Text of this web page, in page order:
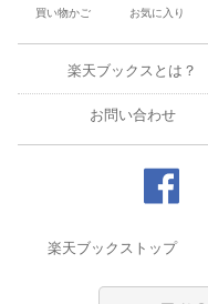
買い物かご お気に入り
楽天ブックスとは？
お問い合わせ
楽天ブックストップ